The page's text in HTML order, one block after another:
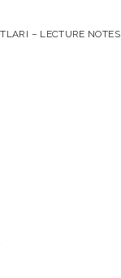
– LECTURE NOTES